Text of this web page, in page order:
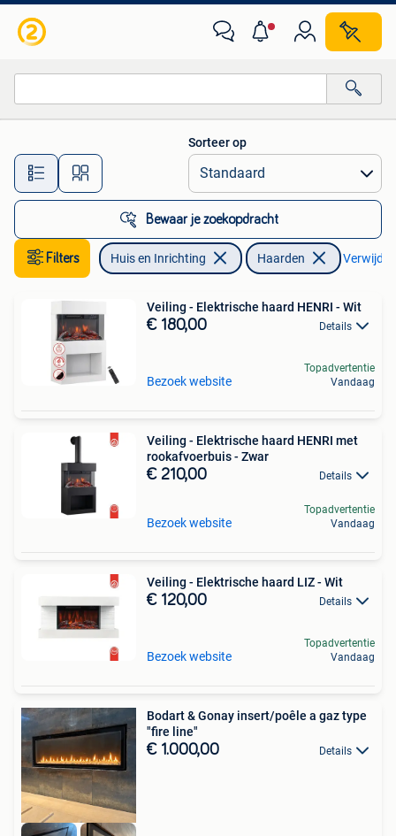
Alle afstanden…
Sorteer op
Bewaar je zoekopdracht
Filters Huis en Inrichting Haarden
Veiling - Elektrische haard HENRI - Wit
€ 180,00 Details
Bezoek website
Topadvertentie
Vandaag
Veiling - Elektrische haard HENRI met
rookafvoerbuis - Zwar
€ 210,00 Details
Bezoek website
Topadvertentie
Vandaag
Veiling - Elektrische haard LIZ - Wit
€ 120,00 Details
Bezoek website
Topadvertentie
Vandaag
Bodart & Gonay insert/poêle a gaz type
"fire line"
€ 1.000,00 Details